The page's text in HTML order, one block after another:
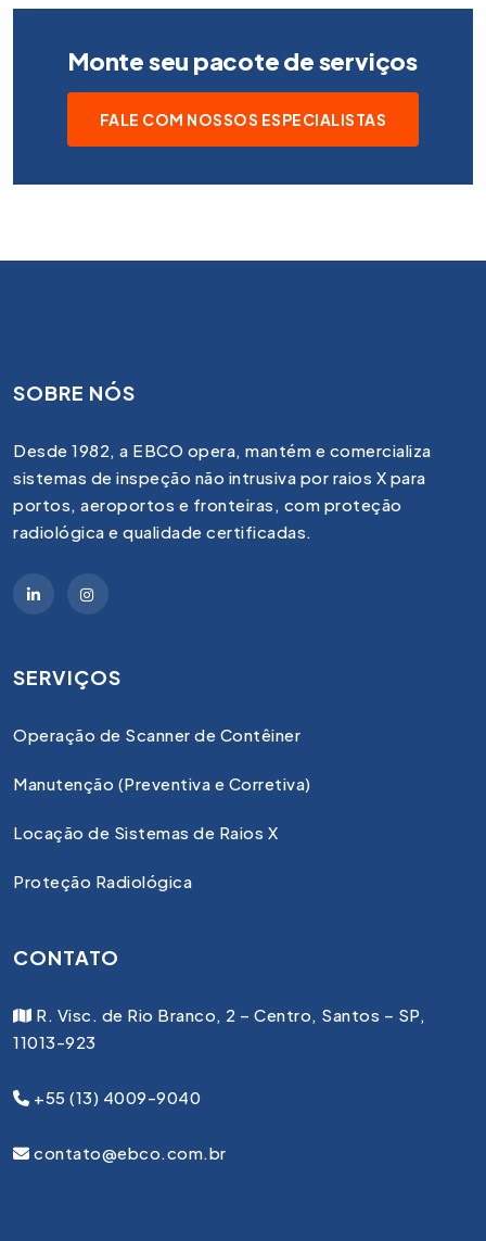
Monte seu pacote de serviços
FALE COM NOSSOS ESPECIALISTAS
SOBRE NÓS
Desde 1982, a EBCO opera, mantém e comercializa
sistemas de inspeção não intrusiva por raios X para
portos, aeroportos e fronteiras, com proteção
radiológica e qualidade certificadas.
SERVIÇOS
Operação de Scanner de Contêiner
Manutenção (Preventiva e Corretiva)
Locação de Sistemas de Raios X
Proteção Radiológica
CONTATO
R. Visc. de Rio Branco, 2 – Centro, Santos – SP,
11013-923
+55 (13) 4009-9040
contato@ebco.com.br